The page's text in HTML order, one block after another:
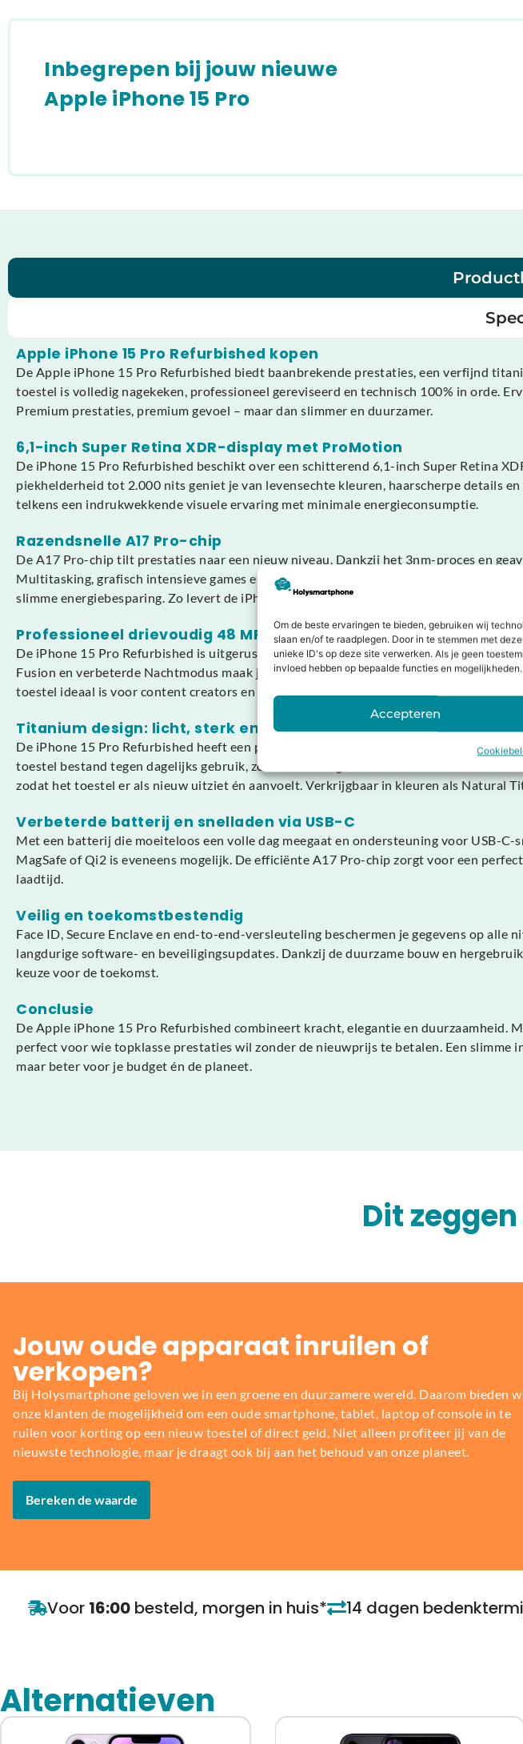
Om de beste ervaringen te bieden, gebruiken wij
slaan en/of te raadplegen. Door in te stemmen met
unieke ID's op deze site verwerken. Als je geen
invloed hebben op bepaalde functies en mogelijkheden.
Accepteren
Inbegrepen bij jouw nieuwe
Apple iPhone 15 Pro
Apple iPhone 15 Pro Refurbished kopen
De Apple iPhone 15 Pro Refurbished biedt baanbrekende prestaties, een verfijnd
toestel is volledig nagekeken, professioneel gereviseerd en technisch 100% in orde.
Premium prestaties, premium gevoel – maar dan slimmer en duurzamer.
6,1-inch Super Retina XDR-display met ProMotion
De iPhone 15 Pro Refurbished beschikt over een schitterend 6,1-inch Super Retina
piekhelderheid tot 2.000 nits geniet je van levensechte kleuren, haarscherpe details
telkens een indrukwekkende visuele ervaring met minimale energieconsumptie.
Razendsnelle A17 Pro-chip
De A17 Pro-chip tilt prestaties naar een nieuw niveau. Dankzij het 3nm-proces en
Multitasking, grafisch intensieve games en professionele videobewerking verlopen
slimme energiebesparing. Zo levert de iPhone 15 Pro Refurbished moeiteloze kracht,
Professioneel drievoudig 48 MP-camerasysteem
De iPhone 15 Pro Refurbished is uitgerust met een professioneel drievoudig 48 MP-
Fusion en verbeterde Nachtmodus maak je foto’s vol detail en dynamiek, ongeacht
toestel ideaal is voor content creators en professionals. De 12 MP TrueDepth-
Titanium design: licht, sterk en elegant
De iPhone 15 Pro Refurbished heeft een premium uitstraling dankzij zijn titanium
toestel bestand tegen dagelijks gebruik, zonder aan elegantie in te boeten. Elk
zodat het toestel er als nieuw uitziet én aanvoelt. Verkrijgbaar in kleuren als Natural
Verbeterde batterij en snelladen via USB-C
Met een batterij die moeiteloos een volle dag meegaat en ondersteuning voor USB-
MagSafe of Qi2 is eveneens mogelijk. De efficiënte A17 Pro-chip zorgt voor een
laadtijd.
Veilig en toekomstbestendig
Face ID, Secure Enclave en end-to-end-versleuteling beschermen je gegevens op
langdurige software- en beveiligingsupdates. Dankzij de duurzame bouw en
keuze voor de toekomst.
Conclusie
De Apple iPhone 15 Pro Refurbished combineert kracht, elegantie en
perfect voor wie topklasse prestaties wil zonder de nieuwprijs te betalen. Een
maar beter voor je budget én de planeet.
Dit
Jouw oude apparaat inruilen of
verkopen?
Bij Holysmartphone geloven we in een groene en duurzamere wereld. Daarom bieden
onze klanten de mogelijkheid om een oude smartphone, tablet, laptop of console in te
ruilen voor korting op een nieuw toestel of direct geld. Niet alleen profiteer jij van de
nieuwste technologie, maar je draagt ook bij aan het behoud van onze planeet.
Bereken de waarde
Voor 16:00 besteld, morgen in huis* 14 dagen
Alternatieven